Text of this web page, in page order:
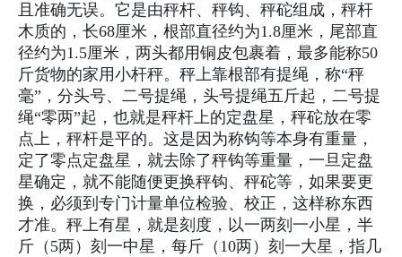
且准确无误。它是由秤杆、秤钩、秤砣组成，秤杆
木质的，长68厘米，根部直径约为1.8厘米，尾部直
径约为1.5厘米，两头都用铜皮包裹着，最多能称50
斤货物的家用小杆秤。秤上靠根部有提绳，称“秤
毫”，分头号、二号提绳，头号提绳五斤起，二号提
绳“零两”起，也就是秤杆上的定盘星，秤砣放在零
点上，秤杆是平的。这是因为称钩等本身有重量，
定了零点定盘星，就去除了秤钩等重量，一旦定盘
星确定，就不能随便更换秤钩、秤砣等，如果要更
换，必须到专门计量单位检验、校正，这样称东西
才准。秤上有星，就是刻度，以一两刻一小星，半
斤（5两）刻一中星，每斤（10两）刻一大星，指几